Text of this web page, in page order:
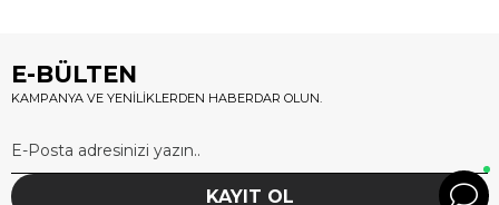
E-BÜLTEN
KAMPANYA VE YENİLİKLERDEN HABERDAR OLUN.
KAYIT OL